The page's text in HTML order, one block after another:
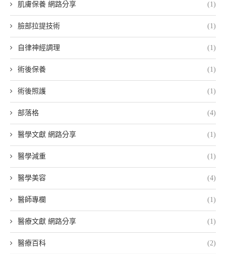
肌膚保養 網路分享 (1)
臉部拉提技術 (1)
自律神經調理 (1)
術後保養 (1)
術後照護 (1)
部落格 (4)
醫學文獻 網路分享 (1)
醫學減重 (1)
醫學美容 (4)
醫師專欄 (1)
醫療文獻 網路分享 (1)
醫療百科 (2)